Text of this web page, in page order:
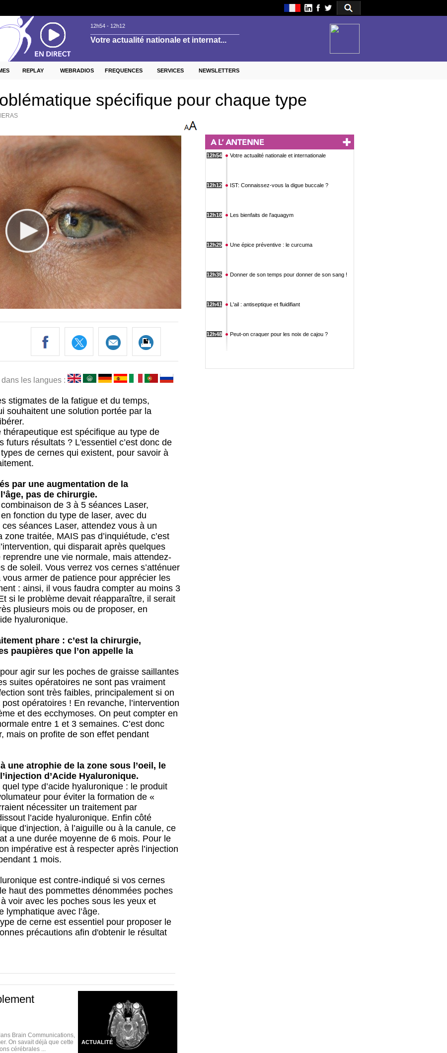
spécifique pour chaque type
les langues :
stigmates de la fatigue et du temps,
souhaitent une solution portée par la
thérapeutique est spécifique au type de
futurs résultats ? L'essentiel c’est donc de
de cernes qui existent, pour savoir à
par une augmentation de la
pas de chirurgie.
de 3 à 5 séances Laser,
fonction du type de laser, avec du
séances Laser, attendez vous à un
traitée, MAIS pas d’inquiétude, c’est
qui disparait après quelques
reprendre une vie normale, mais attendez-
de soleil. Vous verrez vos cernes s’atténuer
armer de patience pour apprécier les
: ainsi, il vous faudra compter au moins 3
si le problème devait réapparaître, il serait
plusieurs mois ou de proposer, en
hyaluronique.
phare : c’est la chirurgie,
paupières que l’on appelle la
agir sur les poches de graisse saillantes
suites opératoires ne sont pas vraiment
sont très faibles, principalement si on
opératoires ! En revanche, l’intervention
et des ecchymoses. On peut compter en
entre 1 et 3 semaines. C’est donc
mais on profite de son effet pendant
une atrophie de la zone sous l’oeil, le
d’Acide Hyaluronique.
type d’acide hyaluronique : le produit
pour éviter la formation de «
nécessiter un traitement par
l’acide hyaluronique. Enfin côté
d’injection, à l’aiguille ou à la canule, ce
a une durée moyenne de 6 mois. Pour le
impérative est à respecter après l’injection
1 mois.
est contre-indiqué si vos cernes
haut des pommettes dénommées poches
voir avec les poches sous les yeux et
lymphatique avec l’âge.
de cerne est essentiel pour proposer le
précautions afin d'obtenir le résultat
ACTUALITÉ
Brain Communications,
On savait déjà que cette
cérébrales ...
REPLAY WEBRADIOS FREQUENCES SERVICES NEWSLETTERS